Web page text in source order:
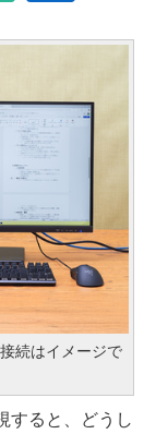
続はイメージで
すると、どうし